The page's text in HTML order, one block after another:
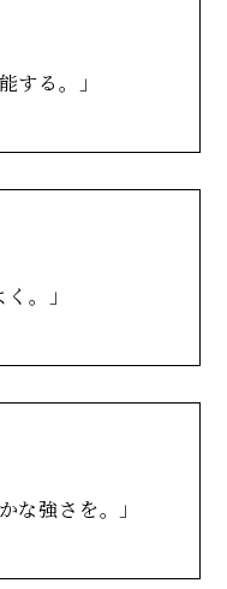
する。」
。」
な強さを。」